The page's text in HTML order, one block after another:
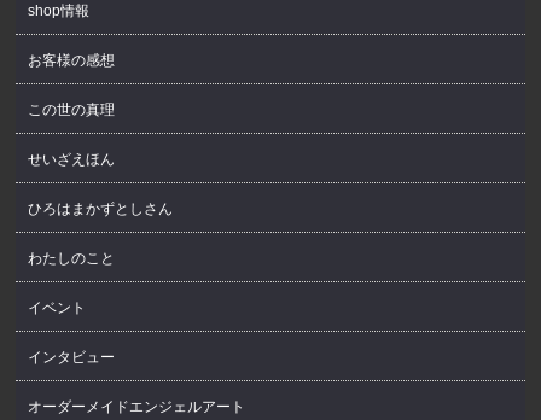
shop情報
お客様の感想
この世の真理
せいざえほん
ひろはまかずとしさん
わたしのこと
イベント
インタビュー
オーダーメイドエンジェルアート